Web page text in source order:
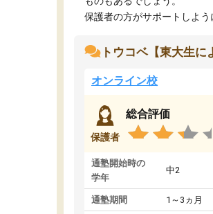
保護者の方がサポートしよう
トウコベ【東大生
オンライン校
保護者
総合評価
通塾開始時の
学年
中2
通塾期間 1～3ヵ月